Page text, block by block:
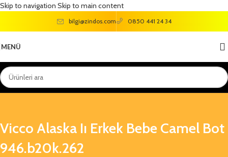
Skip to navigation Skip to main content
bilgi@zindos.com 0850 441 24 34
MENÜ
Vicco Alaska Iı Erkek Bebe Camel Bot
946.b20k.262